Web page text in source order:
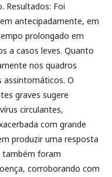
Resultados: Foi
antecipadamente, em
prolongado em
a casos leves. Quanto
nos quadros
assintomáticos. O
graves sugere
circulantes,
com grande
produzir uma resposta
também foram
corroborando com